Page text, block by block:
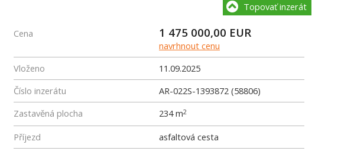
Topovať inzerát
Cena 1 475 000,00 EUR
navrhnout cenu
Vloženo
11.09.2025
Číslo inzerátu
AR-022S-1393872 (58806)
Zastavěná plocha
234 m2
Příjezd
asfaltová cesta